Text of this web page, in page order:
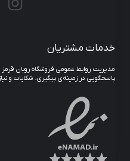
خدمات مشتریان
پاسخگویی در زمینه‌ی پیگیری، شکایات و